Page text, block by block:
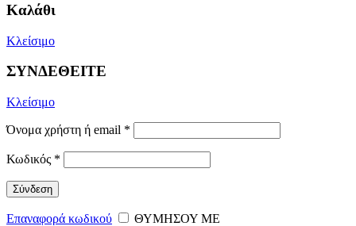
Καλάθι
Κλείσιμο
ΣΥΝΔΕΘΕΙΤΕ
Κλείσιμο
Όνομα χρήστη ή email *
Κωδικός *
Σύνδεση
Επαναφορά κωδικού ΘΥΜΗΣΟΥ ΜΕ